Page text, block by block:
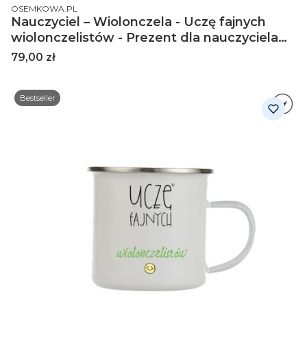
PRODUCENT
OSEMKOWA.PL
Nauczyciel – Wiolonczela - Uczę fajnych
wiolonczelistów - Prezent dla nauczyciela
wiolonczeli -Koszulka
Cena
79,00 zł
Bestseller